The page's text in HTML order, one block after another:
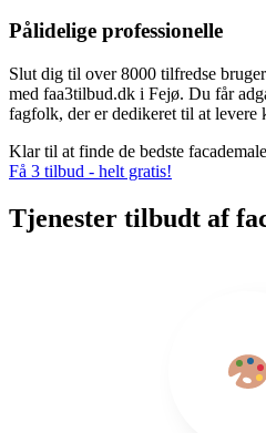
Pålidelige professionelle
Slut dig til over 8000 tilfredse
med faa3tilbud.dk i Fejø. Du får
fagfolk, der er dedikeret til at levere
Klar til at finde de bedste
Få 3 tilbud - helt gratis!
Tjenester tilbudt af